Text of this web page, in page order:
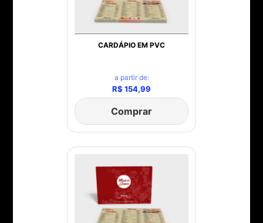
CARDÁPIO EM PVC
a partir de:
R$ 154,99
Comprar